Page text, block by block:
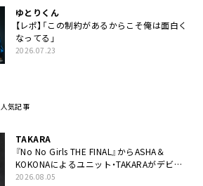
ゆとりくん
【レポ】「この制約があるからこそ俺は面白く
なってる」
2026.07.23
人気記事
TAKARA
『No No Girls THE FINAL』からASHA＆
KOKONAによるユニット・TAKARAがデビュ
ー
2026.08.05